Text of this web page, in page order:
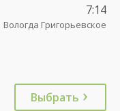
7:14
Вологда Григорьевское
Выбрать